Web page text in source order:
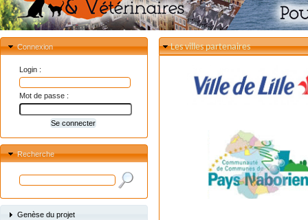
Connexion
Login :
Mot de passe :
Recherche
Genèse du projet
Les villes partenaires